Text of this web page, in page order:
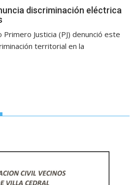
discriminación eléctrica
Primero Justicia (PJ) denunció este
territorial en la